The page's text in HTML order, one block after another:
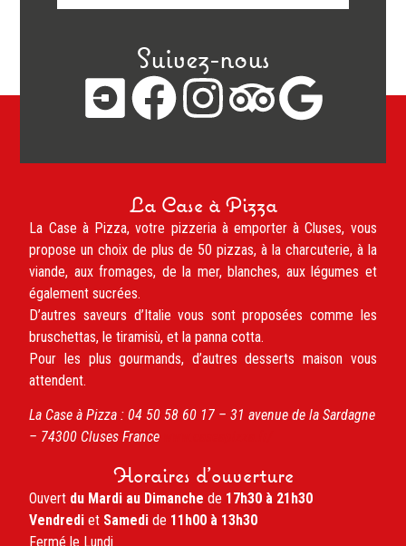
Suivez-nous
La Case à Pizza
La Case à Pizza, votre pizzeria à emporter à Cluses, vous
propose un choix de plus de 50 pizzas, à la charcuterie, à la
viande, aux fromages, de la mer, blanches, aux légumes et
également sucrées.
D’autres saveurs d’Italie vous sont proposées comme les
bruschettas, le tiramisù, et la panna cotta.
Pour les plus gourmands, d’autres desserts maison vous
attendent.
La Case à Pizza :04 50 58 60 17 –31 avenue de la Sardagne
– 74300 Cluses France
Horaires d'ouverture
Ouvert du Mardi au Dimanche de 17h30 à 21h30
Vendredi et Samedi de 11h00 à 13h30
Fermé le Lundi